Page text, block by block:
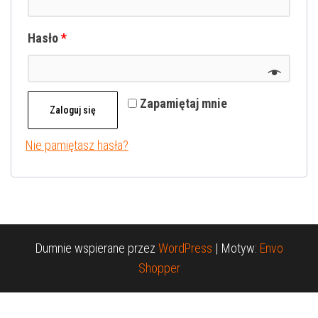
Hasło*
Zapamiętaj mnie
Zaloguj się
Nie pamiętasz hasła?
Dumnie wspierane przez WordPress | Motyw: Envo
Shopper